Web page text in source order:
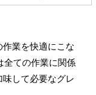
作業を快適にこな
全ての作業に関係
して必要なグレ